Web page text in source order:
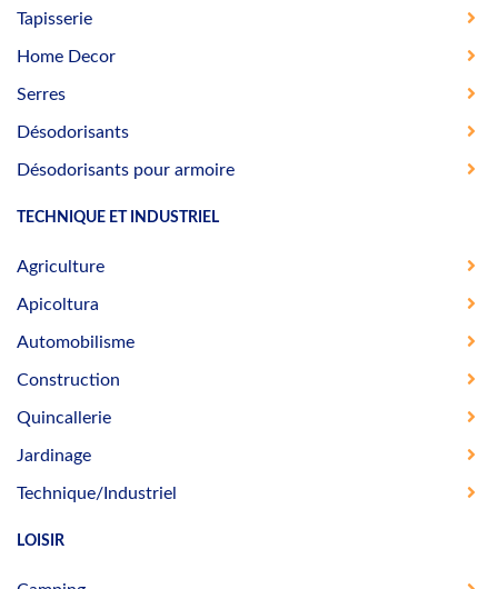
Tapisserie
Home Decor
Serres
Désodorisants
Désodorisants pour armoire
TECHNIQUE ET INDUSTRIEL
Agriculture
Apicoltura
Automobilisme
Construction
Quincallerie
Jardinage
Technique/Industriel
LOISIR